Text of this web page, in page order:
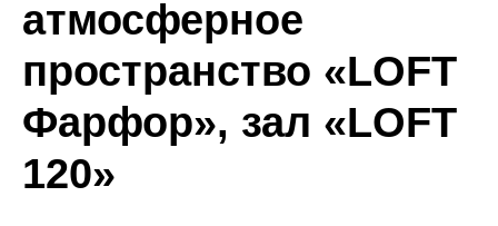
атмосферное
пространство «LOFT
Фарфор», зал «LOFT
120»